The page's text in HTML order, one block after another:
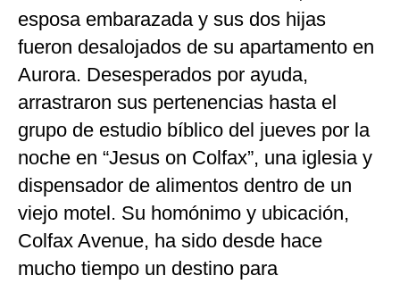
esposa embarazada y sus dos hijas
fueron desalojados de su apartamento en
Aurora. Desesperados por ayuda,
arrastraron sus pertenencias hasta el
grupo de estudio bíblico del jueves por la
noche en “Jesus on Colfax”, una iglesia y
dispensador de alimentos dentro de un
viejo motel. Su homónimo y ubicación,
Colfax Avenue, ha sido desde hace
mucho tiempo un destino para